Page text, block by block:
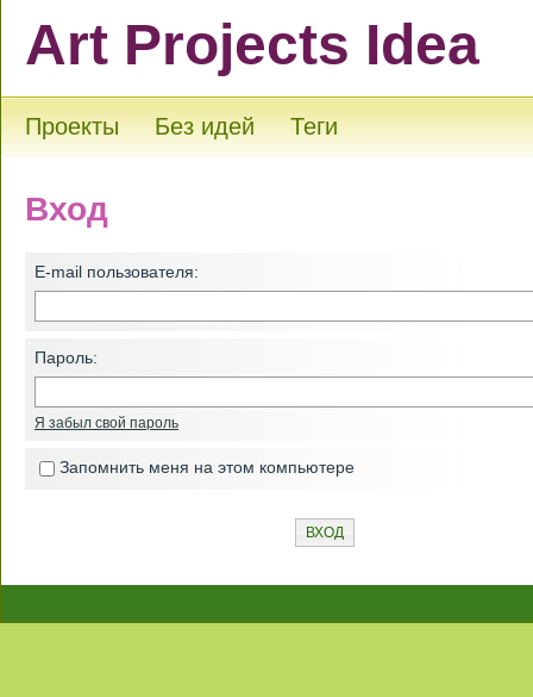
Art Projects Idea
Проекты Без идей Теги
Вход
E-mail пользователя:
Пароль:
Я забыл свой пароль
Запомнить меня на этом компьютере